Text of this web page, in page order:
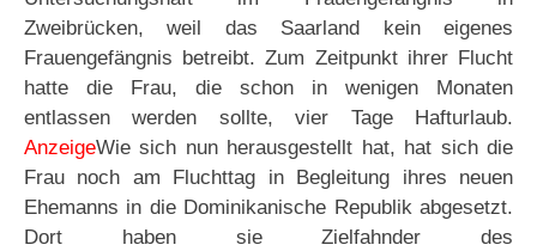
Zweibrücken, weil das Saarland kein eigenes
Frauengefängnis betreibt. Zum Zeitpunkt ihrer Flucht
hatte die Frau, die schon in wenigen Monaten
entlassen werden sollte, vier Tage Hafturlaub.
AnzeigeWie sich nun herausgestellt hat, hat sich die
Frau noch am Fluchttag in Begleitung ihres neuen
Ehemanns in die Dominikanische Republik abgesetzt.
Dort haben sie Zielfahnder des